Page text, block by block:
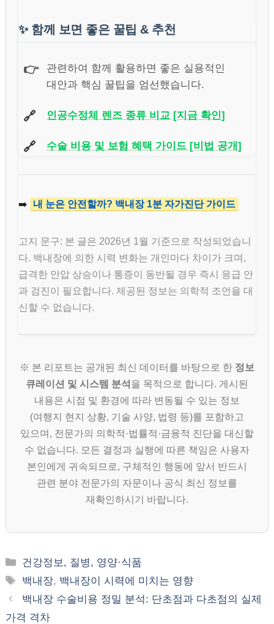
✨ 함께 보면 좋은 꿀팁 & 추천
👉
관련하여 함께 활용하면 좋은 실용적인
대안과 핵심 꿀팁을 엄선했습니다.
🔗 인공수정체 렌즈 종류 비교 [지금 확인]
🔗 수술 비용 및 보험 혜택 가이드 [비법 공개]
➡️ 내 눈은 안전할까? 백내장 1분 자가진단 가이드
고지 문구: 본 글은 2026년 1월 기준으로 작성되었습니
다. 백내장에 의한 시력 변화는 개인마다 차이가 크며,
급격한 안압 상승이나 통증이 동반될 경우 즉시 응급 안
과 검진이 필요합니다. 제공된 정보는 의학적 조언을 대
신할 수 없습니다.
※ 본 리포트는 공개된 최신 데이터를 바탕으로 한 정보
큐레이션 및 시스템 분석 을 목적으로 합니다. 게시된
내용은 시점 및 환경에 따라 변동될 수 있는 정보
(여행지 현지 상황, 기술 사양, 법령 등)를 포함하고
있으며, 전문가의 의학적·법률적·금융적 진단을 대신할
수 없습니다. 모든 결정과 실행에 따른 책임은 사용자
본인에게 귀속되므로, 구체적인 행동에 앞서 반드시
관련 분야 전문가의 자문이나 공식 최신 정보를
재확인하시기 바랍니다.
카
테
리
건강정보, 질병, 영양·식품
태
그
백내장, 백내장이 시력에 미치는 영향
백내장 수술비용 정밀 분석: 단초점과 다초점의 실제
가격 격차